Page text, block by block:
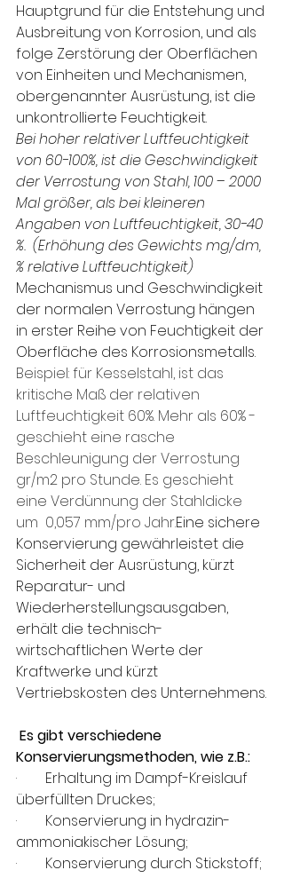
Hauptgrund für die Entstehung und
Ausbreitung von Korrosion, und als
folge Zerstörung der Oberflächen
von Einheiten und Mechanismen,
obergenannter Ausrüstung, ist die
unkontrollierte Feuchtigkeit.
Bei hoher relativer Luftfeuchtigkeit
von 60-100%, ist die Geschwindigkeit
der Verrostung von Stahl, 100 – 2000
Mal größer, als bei kleineren
Angaben von Luftfeuchtigkeit, 30-40
%.  (Erhöhung des Gewichts mg/dm,
% relative Luftfeuchtigkeit)
Mechanismus und Geschwindigkeit
der normalen Verrostung hängen
in erster Reihe von Feuchtigkeit der
Oberfläche des Korrosionsmetalls.
Beispiel: für Kesselstahl, ist das
kritische Maß der relativen
Luftfeuchtigkeit 60%. Mehr als 60% -
geschieht eine rasche
Beschleunigung der Verrostung
gr/m2 pro Stunde. Es geschieht
eine Verdünnung der Stahldicke
um  0,057 mm/pro Jahr.Eine sichere
Konservierung gewährleistet die
Sicherheit der Ausrüstung, kürzt
Reparatur- und
Wiederherstellungsausgaben,
erhält die technisch-
wirtschaftlichen Werte der
Kraftwerke und kürzt
Vertriebskosten des Unternehmens.
Es gibt verschiedene
Konservierungsmethoden, wie z.B.:
· Erhaltung im Dampf-Kreislauf
überfüllten Druckes;
· Konservierung in hydrazin-
ammoniakischer Lösung;
· Konservierung durch Stickstoff;